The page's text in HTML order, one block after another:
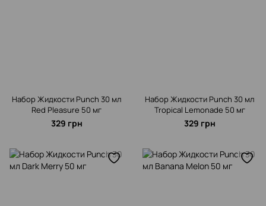
Набор Жидкости Punch 30 мл
Red Pleasure 50 мг
329 грн
Набор Жидкости Punch 30 мл
Tropical Lemonade 50 мг
329 грн